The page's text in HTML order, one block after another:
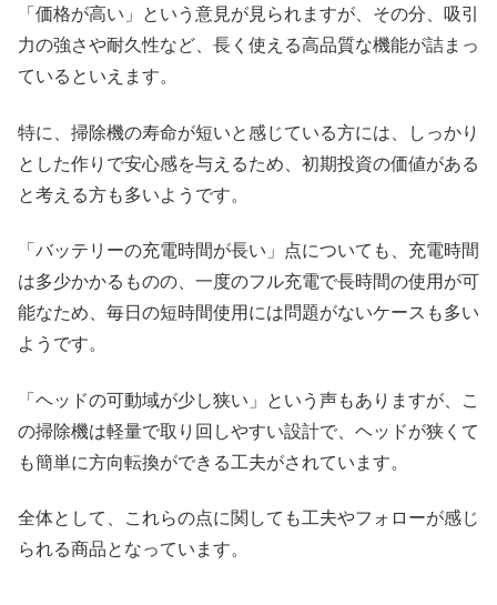
「価格が高い」という意見が見られますが、その分、吸引
力の強さや耐久性など、長く使える高品質な機能が詰まっ
ているといえます。
特に、掃除機の寿命が短いと感じている方には、しっかり
とした作りで安心感を与えるため、初期投資の価値がある
と考える方も多いようです。
「バッテリーの充電時間が長い」点についても、充電時間
は多少かかるものの、一度のフル充電で長時間の使用が可
能なため、毎日の短時間使用には問題がないケースも多い
ようです。
「ヘッドの可動域が少し狭い」という声もありますが、こ
の掃除機は軽量で取り回しやすい設計で、ヘッドが狭くて
も簡単に方向転換ができる工夫がされています。
全体として、これらの点に関しても工夫やフォローが感じ
られる商品となっています。